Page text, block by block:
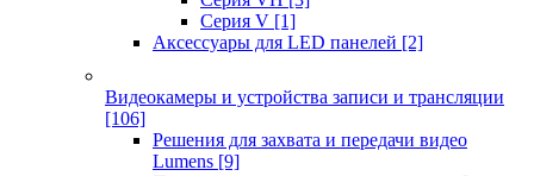
Серия V [1]
Аксессуары для LED панелей [2]
Видеокамеры и устройства записи и трансляции
[106]
Решения для захвата и передачи видео
Lumens [9]